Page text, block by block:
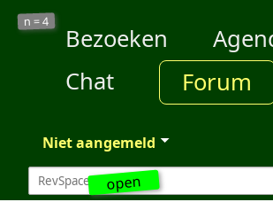
open
n =4
Bezoeken
Chat
Forum
Niet aangemeld